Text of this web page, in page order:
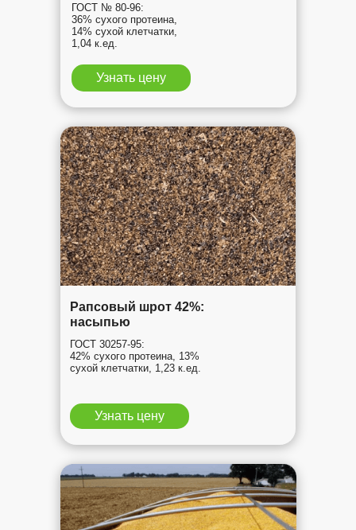
Рапсовый шрот 42%:
насыпью
ГОСТ 30257-95:
42% сухого протеина, 13%
сухой клетчатки, 1,23 к.ед.
ГОСТ № 80-96:
36% сухого протеина,
14% сухой клетчатки,
1,04 к.ед.
Узнать цену
Узнать цену